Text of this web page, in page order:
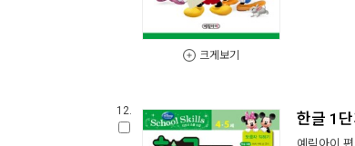
크게보기
12. 한글 1